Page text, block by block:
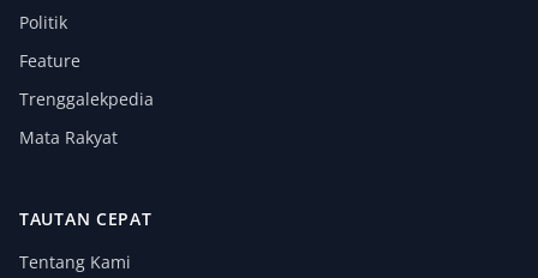
Politik
Feature
Trenggalekpedia
Mata Rakyat
TAUTAN CEPAT
Tentang Kami